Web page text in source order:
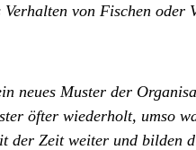
von Fischen oder
Muster der
öfter wiederholt, umso
der Zeit weiter und bilden